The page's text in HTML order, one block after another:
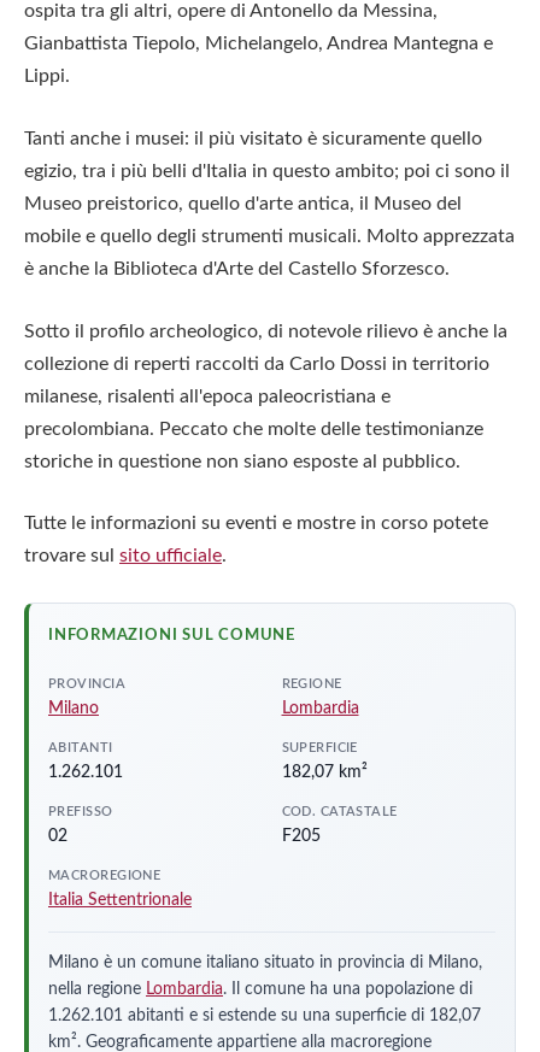
ospita tra gli altri, opere di Antonello da Messina,
Gianbattista Tiepolo, Michelangelo, Andrea Mantegna e
Lippi.
Tanti anche i musei: il più visitato è sicuramente quello
egizio, tra i più belli d'Italia in questo ambito; poi ci sono il
Museo preistorico, quello d'arte antica, il Museo del
mobile e quello degli strumenti musicali. Molto apprezzata
è anche la Biblioteca d'Arte del Castello Sforzesco.
Sotto il profilo archeologico, di notevole rilievo è anche la
collezione di reperti raccolti da Carlo Dossi in territorio
milanese, risalenti all'epoca paleocristiana e
precolombiana. Peccato che molte delle testimonianze
storiche in questione non siano esposte al pubblico.
Tutte le informazioni su eventi e mostre in corso potete
trovare sul sito ufficiale.
INFORMAZIONI SUL COMUNE
PROVINCIA
Milano
REGIONE
Lombardia
ABITANTI
1.262.101
SUPERFICIE
182,07 km²
PREFISSO
02
COD. CATASTALE
F205
MACROREGIONE
Italia Settentrionale
Milano è un comune italiano situato in provincia di Milano,
nella regione Lombardia. Il comune ha una popolazione di
1.262.101 abitanti e si estende su una superficie di 182,07
km². Geograficamente appartiene alla macroregione